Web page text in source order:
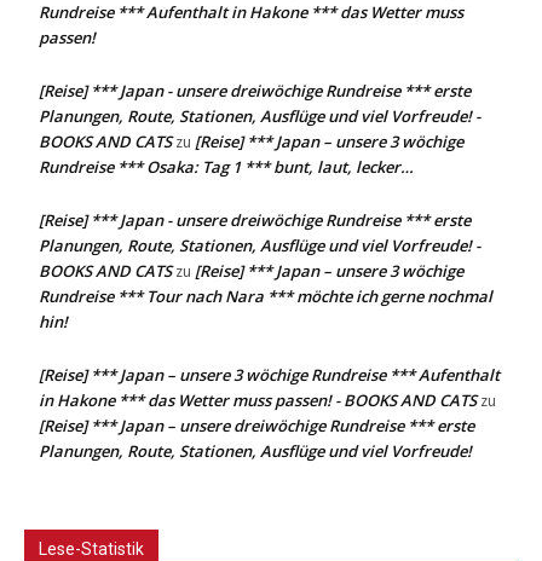
Rundreise *** Aufenthalt in Hakone *** das Wetter muss
passen!
[Reise] *** Japan - unsere dreiwöchige Rundreise *** erste
Planungen, Route, Stationen, Ausflüge und viel Vorfreude! -
BOOKS AND CATSzu [Reise] *** Japan – unsere 3 wöchige
Rundreise *** Osaka: Tag 1 *** bunt, laut, lecker…
[Reise] *** Japan - unsere dreiwöchige Rundreise *** erste
Planungen, Route, Stationen, Ausflüge und viel Vorfreude! -
BOOKS AND CATSzu [Reise] *** Japan – unsere 3 wöchige
Rundreise *** Tour nach Nara *** möchte ich gerne nochmal
hin!
[Reise] *** Japan – unsere 3 wöchige Rundreise *** Aufenthalt
in Hakone *** das Wetter muss passen! - BOOKS AND CATSzu
[Reise] *** Japan – unsere dreiwöchige Rundreise *** erste
Planungen, Route, Stationen, Ausflüge und viel Vorfreude!
Lese-Statistik